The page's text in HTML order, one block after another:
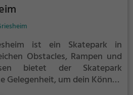
ist ein Skatepark in
Obstacles, Rampen und
bietet der Skatepark
Gelegenheit, um dein Können